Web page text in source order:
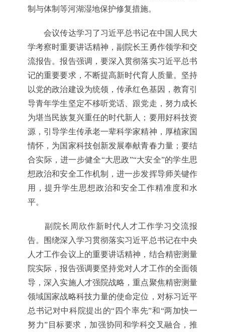
制与体制等河湖湿地保护修复措施。
会议传达学习了习近平总书记在中国人民大
学考察时重要讲话精神，副院长王勇作领学和交
流报告。报告强调，要深入贯彻落实习近平总书
记的重要要求，不断提高新时代育人质量。坚持
以党的政治建设为统领，传承红色基因，教育引
导青年学生坚定不移听党话、跟党走，努力成长
为堪当民族复兴重任的时代新人；要用好科技资
源，引导学生传承老一辈科学家精神，厚植家国
情怀，为国家科技创新发展奉献青春力量；要结
合实际，进一步健全“大思政”“大安全”的学生思
想政治和安全工作机制，进一步发挥导师关键作
用，提升学生思想政治和安全工作精准度和水
平。
副院长周欣作新时代人才工作学习交流报
告。围绕深入学习贯彻落实习近平总书记在中央
人才工作会议上的重要讲话精神，结合精密测量
院实际，报告强调要坚持党对人才工作的全面领
导，深入实施人才强院战略，重点聚焦精密测量
领域国家战略科技力量的使命定位，对标习近平
总书记对中科院提出的“四个率先”和“两加快一
努力”目标要求，加强协同和学科交叉融合，推